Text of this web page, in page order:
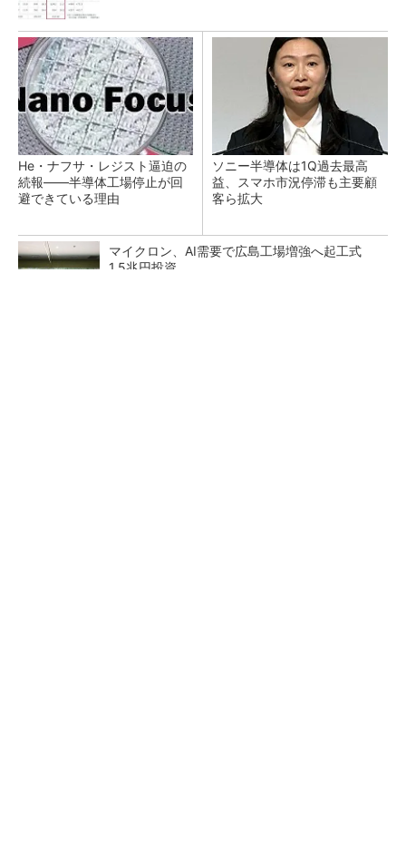
He・ナフサ・レジスト逼迫の
続報――半導体工場停止が回
避できている理由
ソニー半導体は1Q過去最高
益、スマホ市況停滞も主要顧
客ら拡大
マイクロン、AI需要で広島工場増強へ起工式
1.5兆円投資